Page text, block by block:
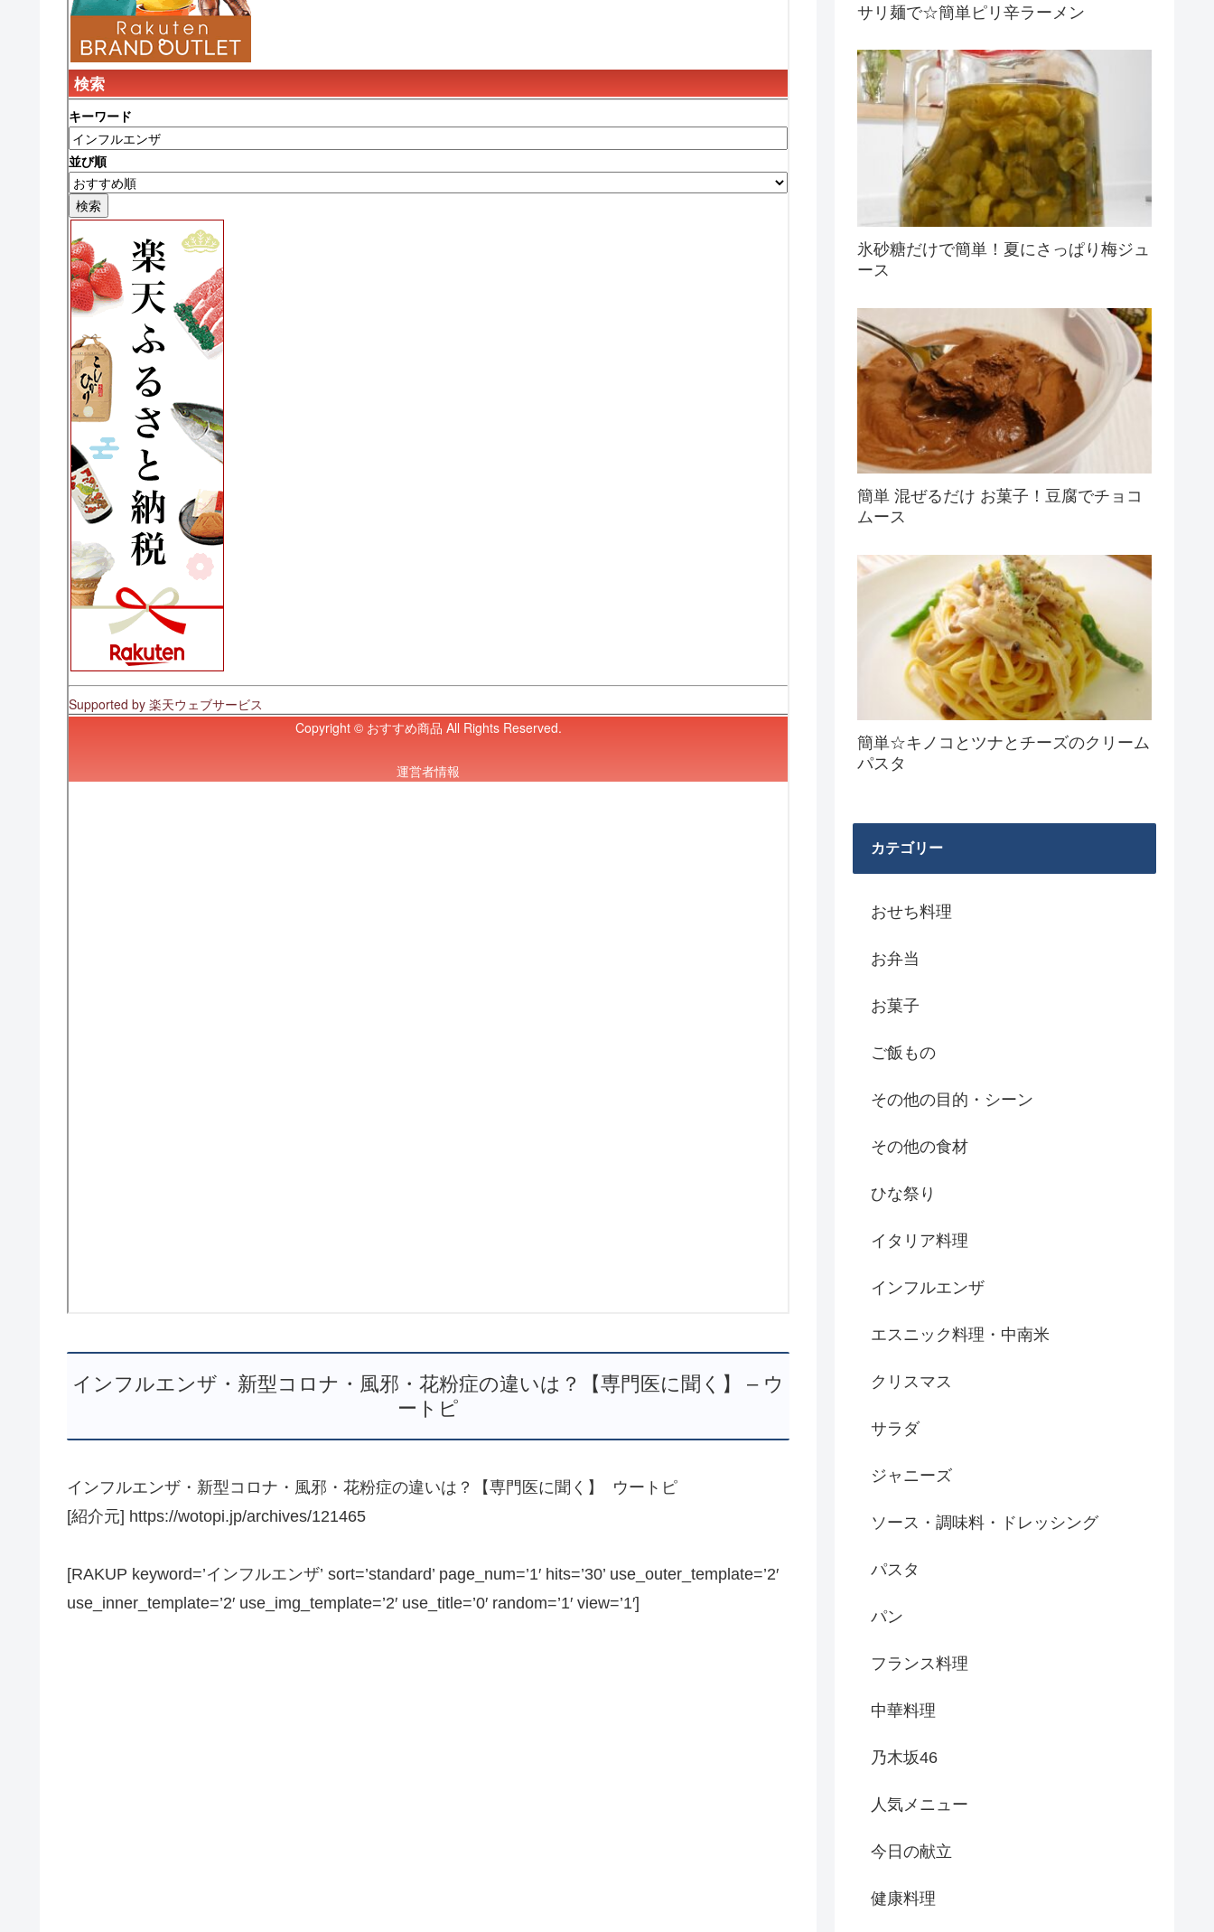
インフルエンザ・新型コロナ・風邪・花粉症の違いは？【専門医に聞く】 – ウ
ートピ
インフルエンザ・新型コロナ・風邪・花粉症の違いは？【専門医に聞く】 ウートピ
[紹介元] https://wotopi.jp/archives/121465
[RAKUP keyword=’インフルエンザ’ sort=’standard’ page_num=’1′ hits=’30’ use_outer_template=’2′
use_inner_template=’2′ use_img_template=’2′ use_title=’0′ random=’1′ view=’1′]
サリ麺で☆簡単ピリ辛ラーメン
氷砂糖だけで簡単！夏にさっぱり梅ジュ
ース
簡単 混ぜるだけ お菓子！豆腐でチョコ
ムース
簡単☆キノコとツナとチーズのクリーム
パスタ
カテゴリー
おせち料理
お弁当
お菓子
ご飯もの
その他の目的・シーン
その他の食材
ひな祭り
イタリア料理
インフルエンザ
エスニック料理・中南米
クリスマス
サラダ
ジャニーズ
ソース・調味料・ドレッシング
パスタ
パン
フランス料理
中華料理
乃木坂46
人気メニュー
今日の献立
健康料理